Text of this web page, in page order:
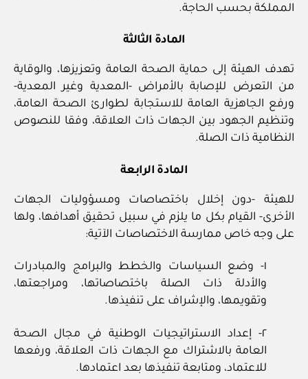
المملكة بحسب الحاجة.
المادة الثالثة
تهدف الهيئة إلى حماية الصحة العامة وتعزيزها، والوقاية
من التعرض للإصابة بالأمراض -المعدية وغير المعدية-
ورفع الجاهزية العامة للاستجابة لطوارئ الصحة العامة،
وتنظيم الجهود بين الجهات ذات العلاقة، وفقا للنصوص
النظامية ذات الصلة.
المادة الرابعة
للهيئة -دون إخلال باختصاصات ومسؤوليات الجهات
الأخرى- القيام بكل ما يلزم في سبيل تحقيق أهدافها، ولها
على وجه خاص ممارسة الاختصاصات الآتية:
١- وضع السياسات والخطط والبرامج والمبادرات
والأدلة ذات الصلة باختصاصاتها، ومراجعتها،
وتقويمها، والإشراف على تنفيذها.
٢- إعداد الاستراتيجيات الوطنية في مجال الصحة
العامة بالاشتراك مع الجهات ذات العلاقة، ورفعها
للاعتماد، ومتابعة تنفيذها بعد اعتمادها.